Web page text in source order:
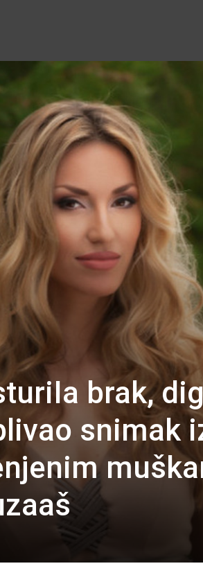
brak,
snimak